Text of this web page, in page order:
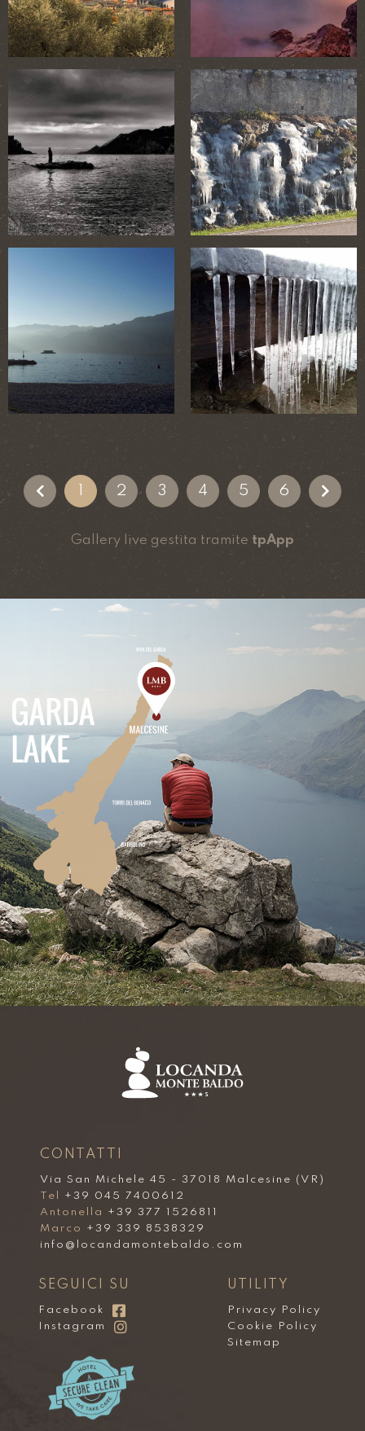
2 3 4 5 6
Gallery live gestita tramite tpApp
CONTATTI
Via San Michele 45 - 37018 Malcesine (VR)
Tel
+39 045 7400612
Antonella
+39 377 1526811
Marco
+39 339 8538329
info@locandamontebaldo.com
SEGUICI SU
Facebook
Instagram
UTILITY
Privacy Policy
Cookie Policy
Sitemap